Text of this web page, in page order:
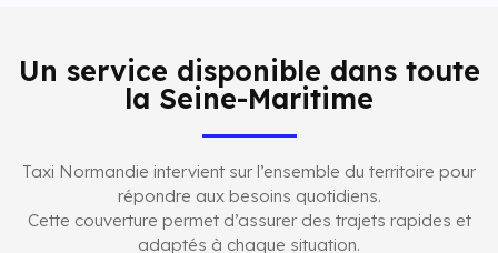
Un service disponible dans toute
la Seine-Maritime
Taxi Normandie intervient sur l’ensemble du territoire pour
répondre aux besoins quotidiens.
Cette couverture permet d’assurer des trajets rapides et
adaptés à chaque situation.